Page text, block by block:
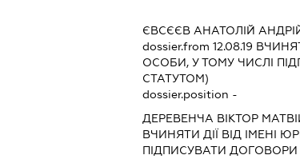
ЄВСЄЄВ АНАТОЛІЙ
dossier.from 12.08.19
ОСОБИ, У ТОМУ ЧИСЛІ
СТАТУТОМ)
dossier.position -
ДЕРЕВЕНЧА ВІКТОР
ВЧИНЯТИ ДІЇ ВІД ІМЕНІ
ПІДПИСУВАТИ